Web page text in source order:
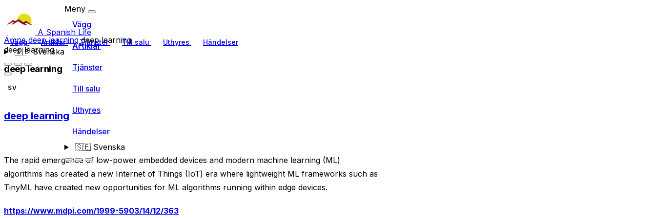
A Spanish Life
Vägg Artiklar Tjänster Till salu Uthyres Händelser
🇸🇪Svenska
Meny
Vägg
Artiklar
Tjänster
Till salu
Uthyres
Händelser
🇸🇪Svenska
Ämnedeep learningdeep learning
deep learning
deep learning
SV
deep learning
The rapid emergence of low-power embedded devices and modern machine learning (ML)
algorithms has created a new Internet of Things (IoT) era where lightweight ML frameworks such as
TinyML have created new opportunities for ML algorithms running within edge devices.
https://www.mdpi.com/1999-5903/14/12/363